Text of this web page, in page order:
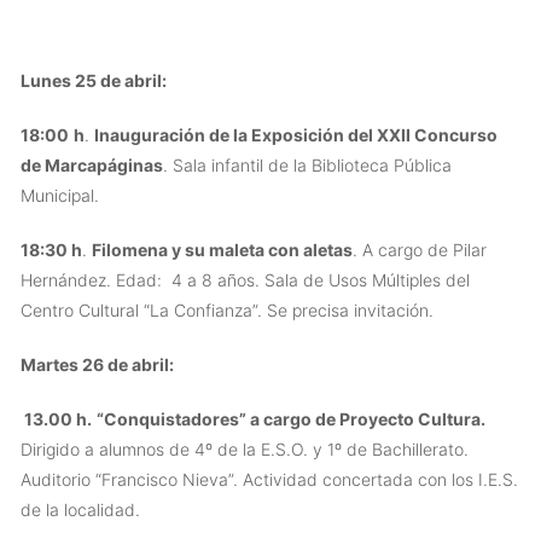
Lunes 25 de abril:
18:00 h. Inauguración de la Exposición del XXII Concurso
de Marcapáginas. Sala infantil de la Biblioteca Pública
Municipal.
18:30 h. Filomena y su maleta con aletas. A cargo de Pilar
Hernández. Edad: 4 a 8 años. Sala de Usos Múltiples del
Centro Cultural “La Confianza”. Se precisa invitación.
Martes 26 de abril:
13.00 h. “Conquistadores” a cargo de Proyecto Cultura.
Dirigido a alumnos de 4º de la E.S.O. y 1º de Bachillerato.
Auditorio “Francisco Nieva”. Actividad concertada con los I.E.S.
de la localidad.